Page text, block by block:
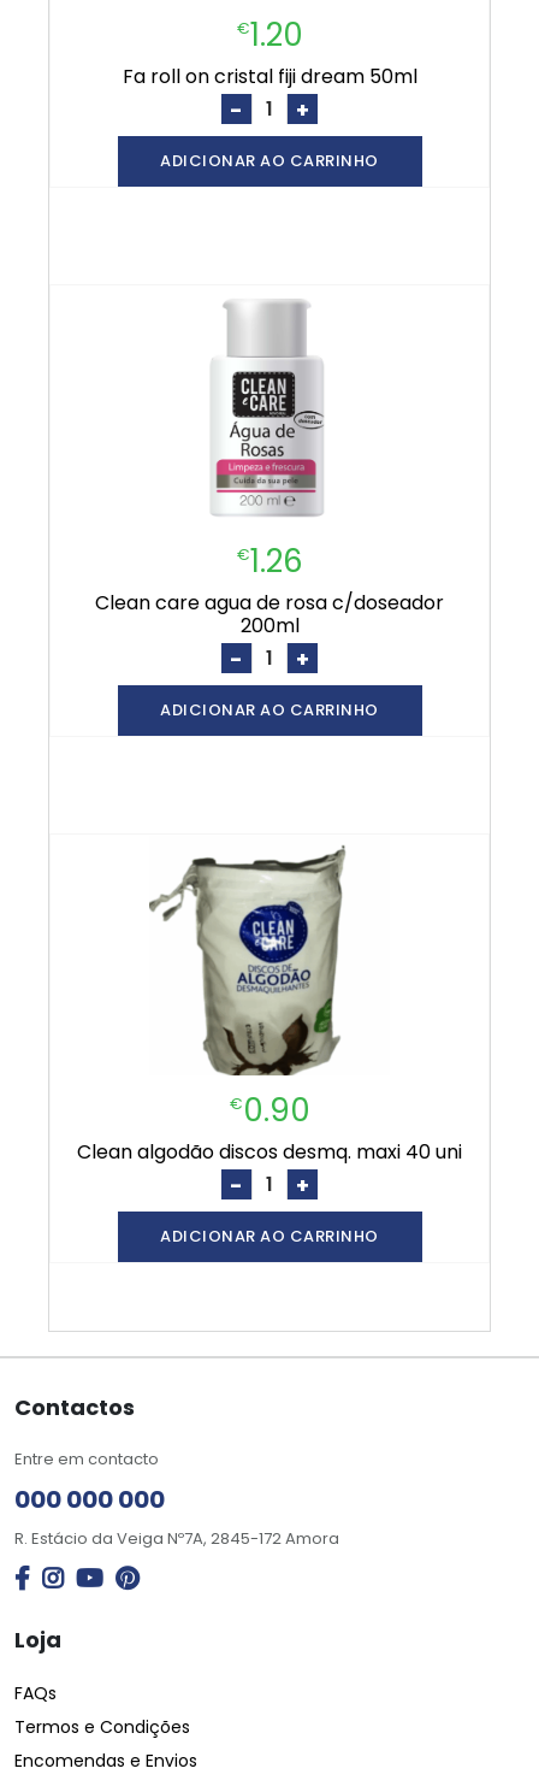
€1.20
fa roll on cristal fiji dream 50ml
- +
ADICIONAR AO CARRINHO
€1.26
clean care agua de rosa c/doseador
200ml
- +
ADICIONAR AO CARRINHO
€0.90
clean algodão discos desmq. maxi 40 uni
- +
ADICIONAR AO CARRINHO
Contactos
Entre em contacto
000 000 000
R. Estácio da Veiga Nº7A, 2845-172 Amora
Loja
FAQs
Termos e Condições
Encomendas e Envios